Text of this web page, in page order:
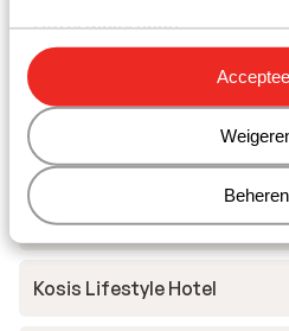
Beheren
Hotel Malerhaus
Zillertaler Suites
Chalet Villa Laura
Hotel Bruno
Kosis Lifestyle Hotel